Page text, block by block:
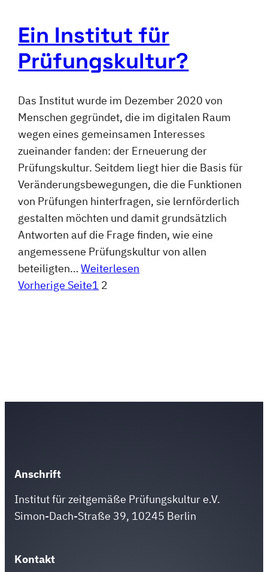
Ein Institut für
Prüfungskultur?
Das Institut wurde im Dezember 2020 von
Menschen gegründet, die im digitalen Raum
wegen eines gemeinsamen Interesses
zueinander fanden: der Erneuerung der
Prüfungskultur. Seitdem liegt hier die Basis für
Veränderungsbewegungen, die die Funktionen
von Prüfungen hinterfragen, sie lernförderlich
gestalten möchten und damit grundsätzlich
Antworten auf die Frage finden, wie eine
angemessene Prüfungskultur von allen
beteiligten…Weiterlesen
Vorherige Seite1 2
Anschrift
Institut für zeitgemäße Prüfungskultur e.V.
Simon-Dach-Straße 39, 10245 Berlin
Kontakt